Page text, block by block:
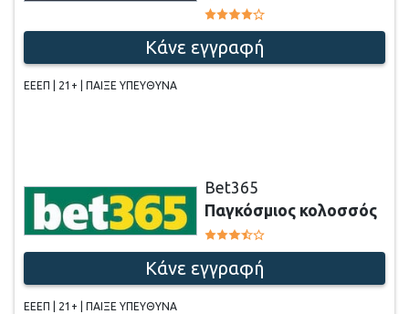
Κάνε εγγραφή
ΕΕΕΠ | 21+ | ΠΑΙΞΕ ΥΠΕΥΘΥΝΑ
Bet365
Παγκόσμιος κολοσσός
Κάνε εγγραφή
ΕΕΕΠ | 21+ | ΠΑΙΞΕ ΥΠΕΥΘΥΝΑ